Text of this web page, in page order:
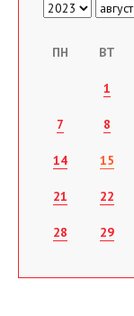
ПН ВТ
1
7 8
14 15
21 22
28 29